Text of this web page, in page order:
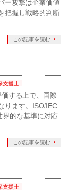
ー攻撃は企業価値
把握し戦略的判断
この記事を読む
支援士
する上で、国際
ります。ISO/IEC
界的な基準に対応
この記事を読む
支援士